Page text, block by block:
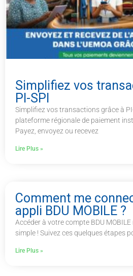
Simplifiez vos
PI-SPI
Simplifiez vos transactions grâce à
plateforme régionale de paiement
Payez, envoyez ou recevez
Lire Plus »
Comment me
appli BDU MOBILE ?
Accéder à votre compte BDU MOBILE
simple ! Suivez ces quelques étapes
Lire Plus »